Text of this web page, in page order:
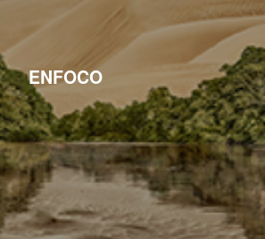
ENFOCO